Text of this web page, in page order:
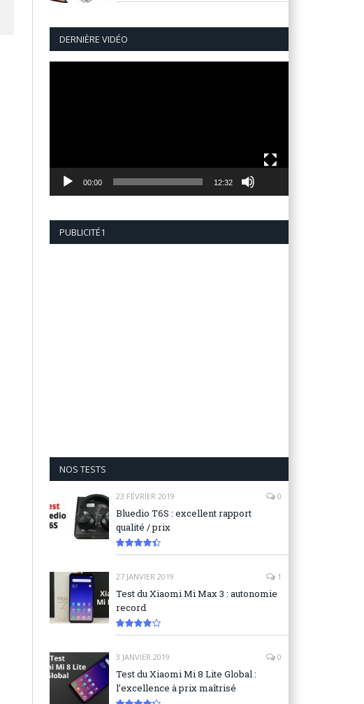
DERNIÈRE VIDÉO
00:00 12:32
PUBLICITÉ1
NOS TESTS
23 FÉVRIER 2019 0
Bluedio T6S : excellent rapport
qualité / prix
27 JANVIER 2019 1
Test du Xiaomi Mi Max 3 : autonomie
record
3 JANVIER 2019 0
Test du Xiaomi Mi 8 Lite Global :
l’excellence à prix maîtrisé